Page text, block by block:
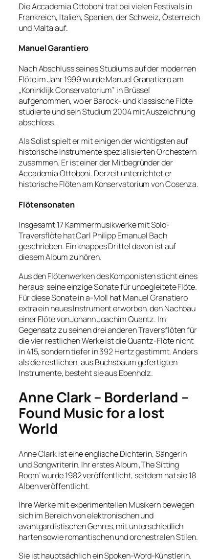
Die Accademia Ottoboni trat bei vielen Festivals in
Frankreich, Italien, Spanien, der Schweiz, Österreich
und Malta auf.
Manuel Garantiero
Nach Abschluss seines Studiums auf der modernen
Flöte im Jahr 1999 wurde Manuel Granatiero am
„Koninklijk Conservatorium” in Brüssel
aufgenommen, wo er Barock- und klassische Flöte
studierte und sein Studium 2004 mit Auszeichnung
abschloss.
Als Solist spielt er mit einigen der wichtigsten auf
historische Instrumente spezialisierten Orchestern
zusammen. Er ist einer der Mitbegründer der
Accademia Ottoboni. Derzeit unterrichtet er
historische Flöten am Konservatorium von Cosenza.
Flötensonaten
Insgesamt 17 Kammermusikwerke mit Solo-
Traversflöte hat Carl Philipp Emanuel Bach
geschrieben. Ein knappes Drittel davon ist auf
diesem Album zu hören.
Aus den Flötenwerken des Komponisten sticht eines
heraus: seine einzige Sonate für unbegleitete Flöte.
Für diese Sonate in a-Moll hat Manuel Granatiero
extra ein neues Instrument erworben, den Nachbau
einer Flöte von Johann Joachim Quantz. Im
Gegensatz zu seinen drei anderen Traversflöten für
die vier restlichen Werke ist die Quantz-Flöte nicht
in 415, sondern tiefer in 392 Hertz gestimmt. Anders
als die restlichen, aus Buchsbaum gefertigten
Instrumente, besteht sie aus Ebenholz.
Anne Clark – Borderland –
Found Music for a lost
World
Anne Clark ist eine englische Dichterin, Sängerin
und Songwriterin. Ihr erstes Album ‚The Sitting
Room‘ wurde 1982 veröffentlicht, seitdem hat sie 18
Alben veröffentlicht.
Ihre Werke mit experimentellen Musikern bewegen
sich im Bereich von elektronischen und
avantgardistischen Genres, mit unterschiedlich
harten sowie romantischen und orchestralen Stilen.
Sie ist hauptsächlich ein Spoken-Word-Künstlerin.